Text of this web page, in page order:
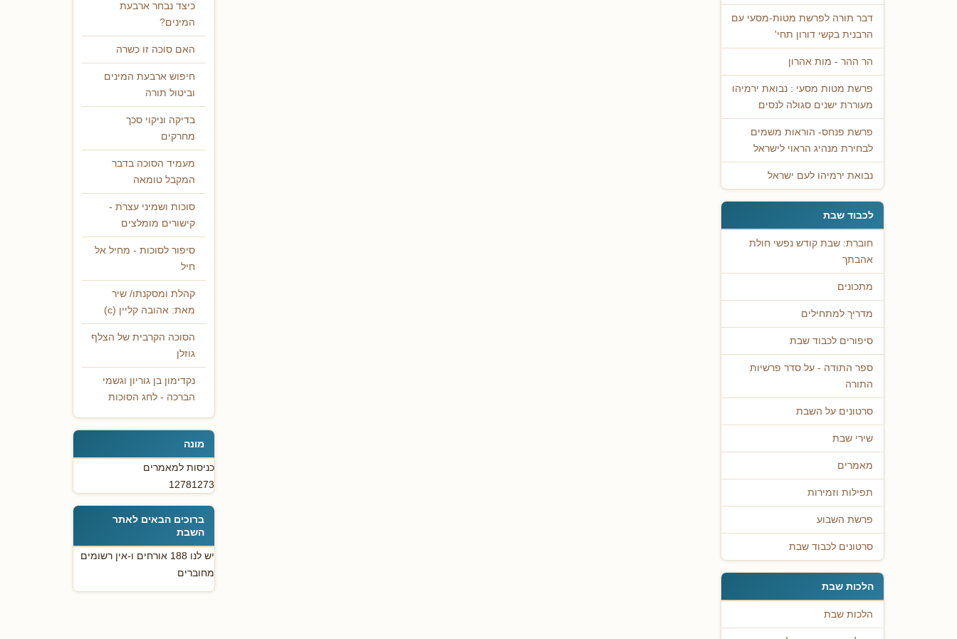
דבר תורה לפרשת מטות-מסעי עם
הרבנית בקשי דורון תחי'
הר ההר - מות אהרון
פרשת מטות מסעי : נבואת ירמיהו
מעוררת ישנים סגולה לנסים
פרשת פנחס- הוראות משמים
לבחירת מנהיג הראוי לישראל
נבואת ירמיהו לעם ישראל
לכבוד שבת
חוברת: שבת קודש נפשי חולת
אהבתך
מתכונים
מדריך למתחילים
סיפורים לכבוד שבת
ספר התודה - על סדר פרשיות
התורה
סרטונים על השבת
שירי שבת
מאמרים
תפילות וזמירות
פרשת השבוע
סרטונים לכבוד שבת
הלכות שבת
הלכות שבת
כיצד נבחר ארבעת
המינים?
האם סוכה זו כשרה
חיפוש ארבעת המינים
וביטול תורה
בדיקה וניקוי סכך
מחרקים
מעמיד הסוכה בדבר
המקבל טומאה
סוכות ושמיני עצרת -
קישורים מומלצים
סיפור לסוכות - מחיל אל
חיל
קהלת ומסקנתו/ שיר
מאת: אהובה קליין (c)
הסוכה הקרבית של הצלף
גוזלן
נקדימון בן גוריון וגשמי
הברכה - לחג הסוכות
מונה
כניסות למאמרים
12781273
ברוכים הבאים לאתר
השבת
יש לנו 188 אורחים ו-אין רשומים
מחוברים